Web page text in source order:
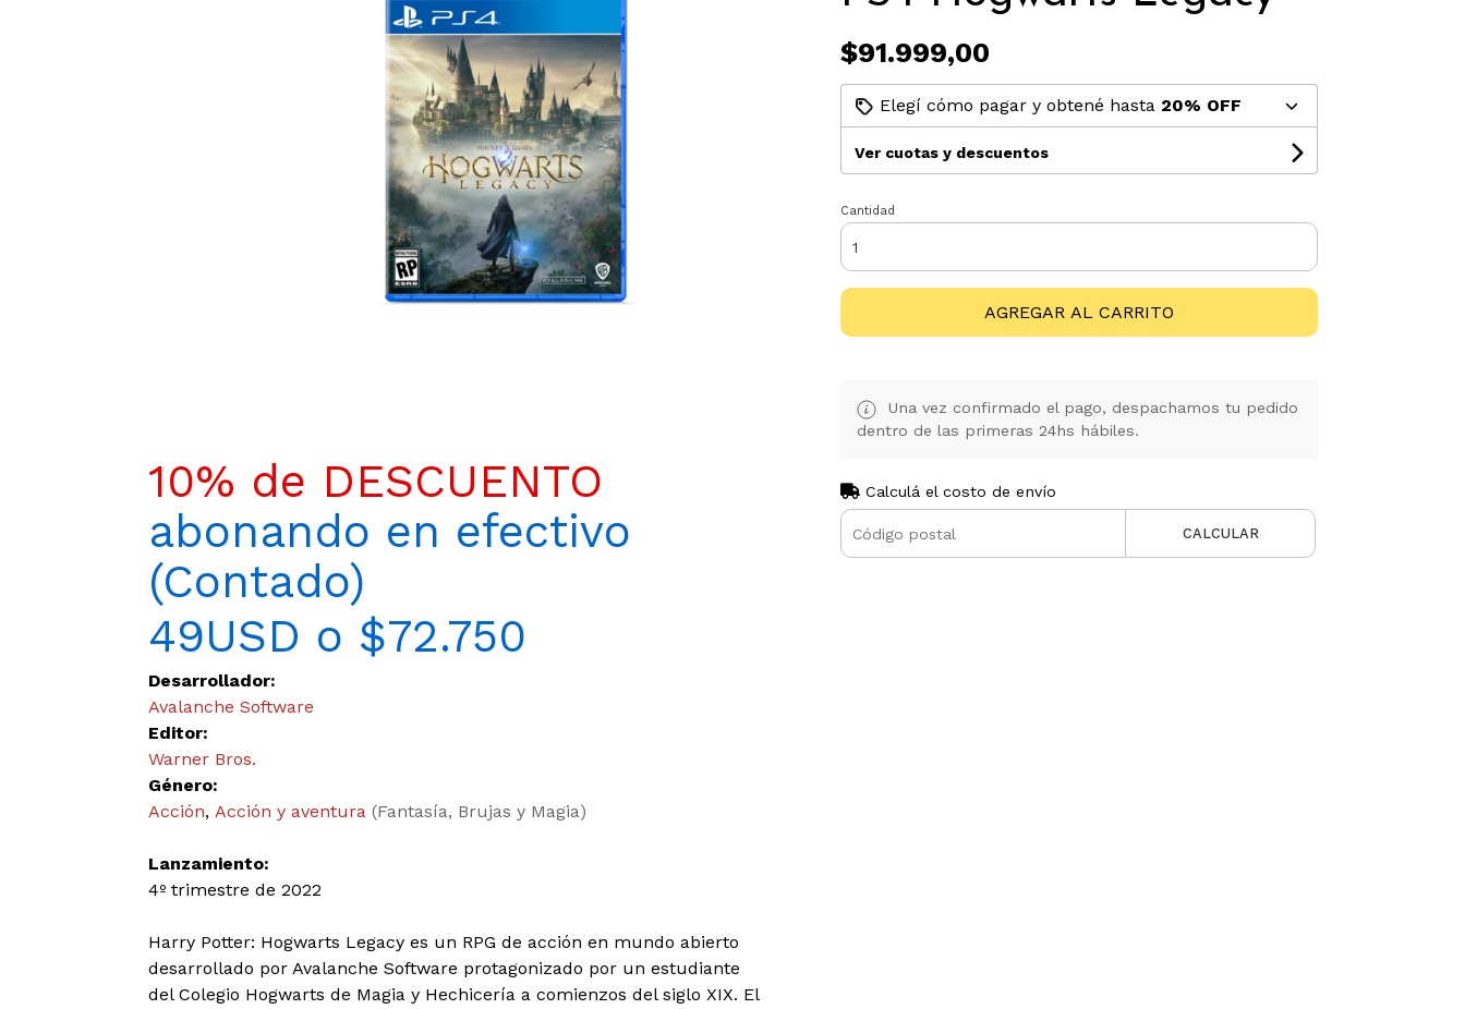
10% de DESCUENTO
abonando en efectivo
(Contado)
49USD o $72.750
Desarrollador:
Avalanche Software
Editor:
Warner Bros.
Género:
Acción, Acción y aventura (Fantasía, Brujas y Magia)
Lanzamiento:
4º trimestre de 2022
Harry Potter: Hogwarts Legacy es un RPG de acción en mundo abierto
desarrollado por Avalanche Software protagonizado por un estudiante
del Colegio Hogwarts de Magia y Hechicería a comienzos del siglo XIX. El
$91.999,00
Elegí cómo pagar y obtené hasta 20% OFF
Ver cuotas y descuentos
Cantidad
AGREGAR AL CARRITO
Una vez confirmado el pago, despachamos tu pedido
dentro de las primeras 24hs hábiles.
Calculá el costo de envío
CALCULAR